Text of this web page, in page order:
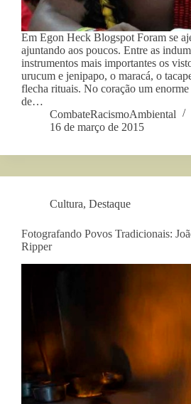
Em Egon Heck Blogspot Foram se
ajuntando aos poucos. Entre as
instrumentos mais importantes os
urucum e jenipapo, o maracá, o
flecha rituais. No coração um
de…
CombateRacismoAmbiental
16 de março de 2015
Cultura, Destaque
Fotografando Povos Tradicionais:
Ripper